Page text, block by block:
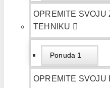
OPREMITE SVOJU
TEHNIKU
Ponuda 1
OPREMITE SVOJU